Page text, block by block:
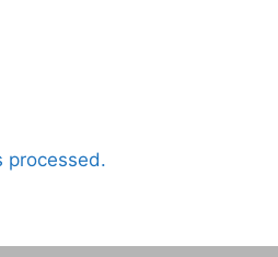
processed.